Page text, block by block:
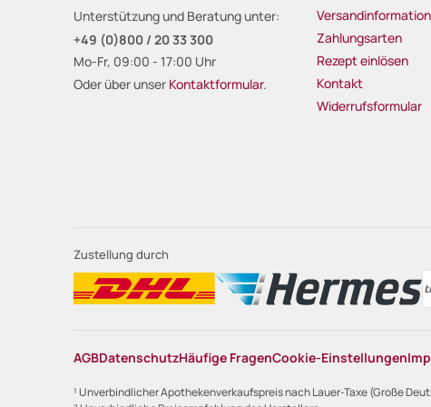
Unterstützung und Beratung unter:
+49 (0)800 / 20 33 300
Mo-Fr, 09:00 - 17:00 Uhr
Oder über unser Kontaktformular.
Versandinformation
Zahlungsarten
Rezept einlösen
Kontakt
Widerrufsformular
Zustellung durch
AGBDatenschutzHäufige FragenCookie-Einstellungen
¹ Unverbindlicher Apothekenverkaufspreis nach Lauer-Taxe (Große